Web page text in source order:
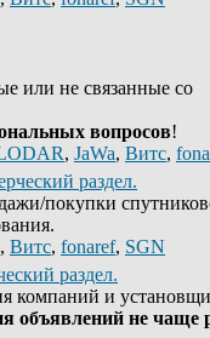
или не связанные со
вопросов!
, JaWa, Витс,
раздел.
покупки
, Витс, fonaref, SGN
раздел.
компаний и
объявлений не чаще